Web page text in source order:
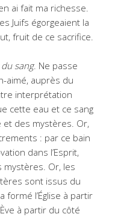
ai fait ma richesse.
Juifs égorgeaient la
fruit de ce sacrifice.
du sang. Ne passe
aimé, auprès du
interprétation
cette eau et ce sang
des mystères. Or,
: par ce bain
dans l’Esprit,
mystères. Or, les
sont issus du
formé l’Église à partir
à partir du côté